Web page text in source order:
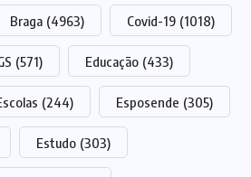
Braga (4963) Covid-19 (1018)
(571) Educação (433)
(244) Esposende (305)
Estudo (303)